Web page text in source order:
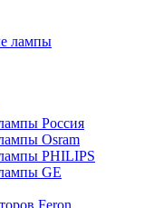
лампы
Россия
Osram
PHILIPS
GE
Feron